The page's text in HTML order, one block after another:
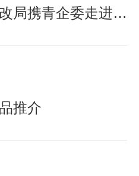
服，举办金融对接与能力提升沙龙
推介